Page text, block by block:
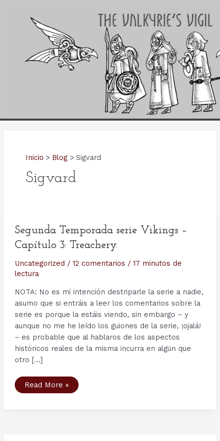
Inicio Blog Sigvard
Sigvard
Segunda Temporada serie Vikings –
Capítulo 3: Treachery.
Uncategorized / 12 comentarios / 17 minutos de
lectura
NOTA: No es mi intención destriparle la serie a nadie,
asumo que si entráis a leer los comentarios sobre la
serie es porque la estáis viendo, sin embargo – y
aunque no me he leído los guiones de la serie, ¡ojalá!
– es probable que al hablaros de los aspectos
históricos reales de la misma incurra en algún que
otro […]
Segunda
Temporada
Read More »